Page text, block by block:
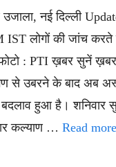
नई दिल्ली
लोगों की जांच करते
: PTI ख़बर सुनें ख़बर
से उबरने के बाद अब
बदलाव हुआ है। शनिवार
कल्याण … Read more